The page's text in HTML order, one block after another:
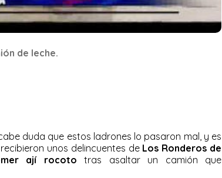
de leche.
duda que estos ladrones lo pasaron mal, y es
unos delincuentes de Los Ronderos de
ají rocoto tras asaltar un camión que